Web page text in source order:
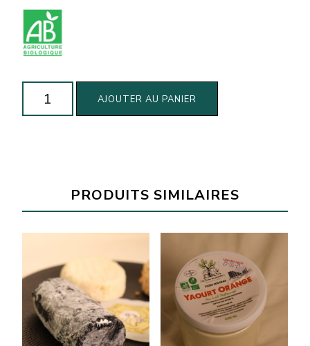
quantité
biologique
AJOUTER AU PANIER
PRODUITS SIMILAIRES